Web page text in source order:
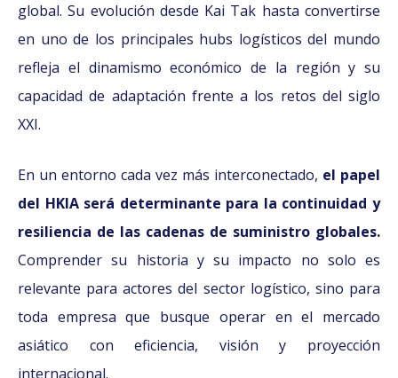
global. Su evolución desde Kai Tak hasta convertirse
en uno de los principales hubs logísticos del mundo
refleja el dinamismo económico de la región y su
capacidad de adaptación frente a los retos del siglo
XXI.
En un entorno cada vez más interconectado, el papel
del HKIA será determinante para la continuidad y
resiliencia de las cadenas de suministro globales.
Comprender su historia y su impacto no solo es
relevante para actores del sector logístico, sino para
toda empresa que busque operar en el mercado
asiático con eficiencia, visión y proyección
internacional.